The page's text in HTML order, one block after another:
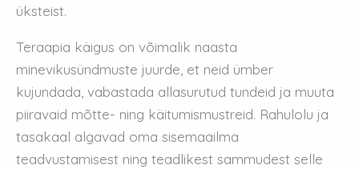
üksteist.
Teraapia käigus on võimalik naasta
minevikusündmuste juurde, et neid ümber
kujundada, vabastada allasurutud tundeid ja muuta
piiravaid mõtte- ning käitumismustreid. Rahulolu ja
tasakaal algavad oma sisemaailma
teadvustamisest ning teadlikest sammudest selle